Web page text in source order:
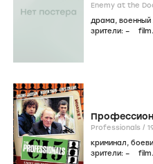
драма, военный
зрители: –
Professionals /
криминал,
зрители: –